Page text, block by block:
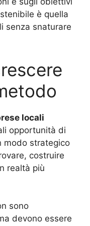
è quella
senza snaturare
locali
opportunità di
modo strategico
costruire
realtà più
sono
devono essere